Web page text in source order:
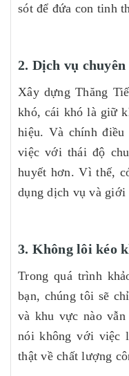
sót để đứa con tinh
2. Dịch vụ
Xây dựng Thăng
khó, cái khó là giữ
hiệu. Và chính
việc với thái độ
huyết hơn. Vì thế,
dụng dịch vụ và giới
3. Không lôi kéo
Trong quá trình
bạn, chúng tôi sẽ
và khu vực nào
nói không với việc
thật về chất lượng